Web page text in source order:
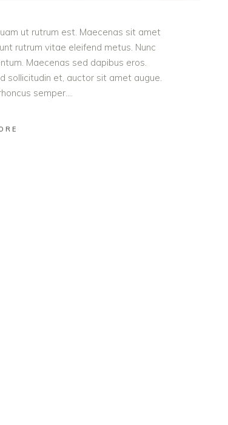
ut rutrum est. Maecenas sit amet
rutrum vitae eleifend metus. Nunc
Maecenas sed dapibus eros.
sollicitudin et, auctor sit amet augue.
semper.